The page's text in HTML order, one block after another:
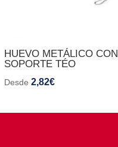
HUEVO METÁLICO CON
SOPORTE TÉO
Desde 2,82€